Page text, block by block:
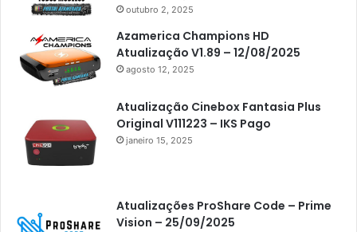
outubro 2, 2025
Azamerica Champions HD
Atualização V1.89 – 12/08/2025
agosto 12, 2025
Atualização Cinebox Fantasia Plus
Original V111223 – IKS Pago
janeiro 15, 2025
Atualizações ProShare Code – Prime
Vision – 25/09/2025